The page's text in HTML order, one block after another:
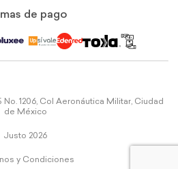
de pago
No. 1206, Col Aeronáutica Militar, Ciudad
de México
Justo 2026
y Condiciones